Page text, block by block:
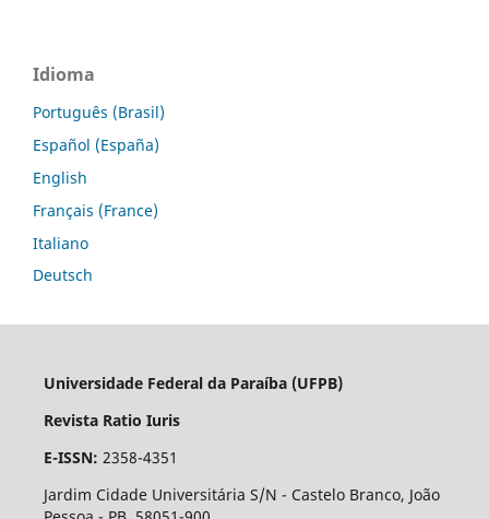
Idioma
Português (Brasil)
Español (España)
English
Français (France)
Italiano
Deutsch
Universidade Federal da Paraíba (UFPB)
Revista Ratio Iuris
E-ISSN: 2358-4351
Jardim Cidade Universitária S/N - Castelo Branco, João